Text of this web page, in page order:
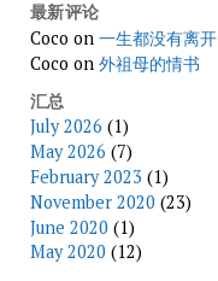
最新评论
Coco on 一生都没有离开
Coco on 外祖母的情书
汇总
July 2026 (1)
May 2026 (7)
February 2023 (1)
November 2020 (23)
June 2020 (1)
May 2020 (12)